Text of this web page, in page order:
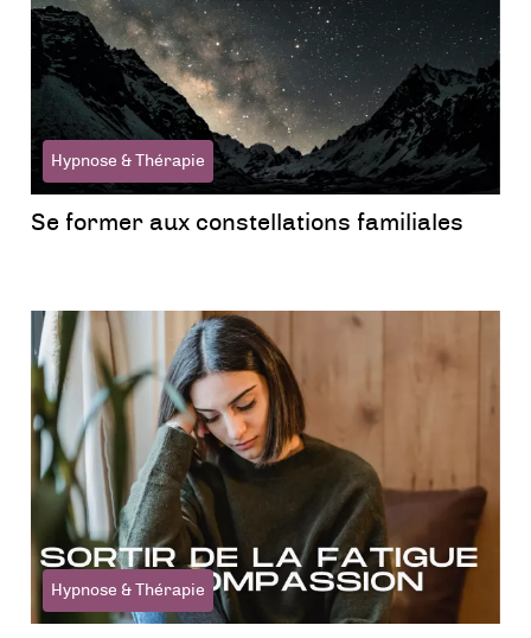
Hypnose & Thérapie
Se former aux constellations familiales
Hypnose & Thérapie